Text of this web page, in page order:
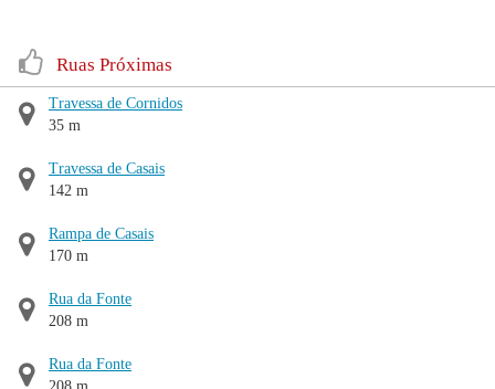
Ruas Próximas
Travessa de Cornidos
35 m
Travessa de Casais
142 m
Rampa de Casais
170 m
Rua da Fonte
208 m
Rua da Fonte